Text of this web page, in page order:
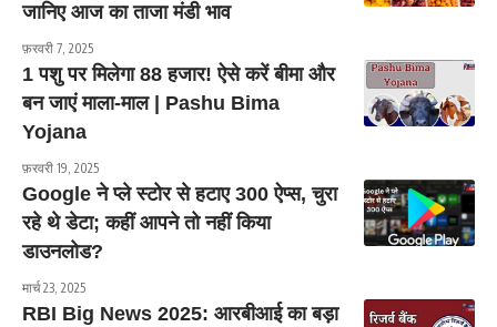
जानिए आज का ताजा मंडी भाव
फ़रवरी 7, 2025
1 पशु पर मिलेगा 88 हजार! ऐसे करें बीमा और
बन जाएं माला-माल | Pashu Bima
Yojana
फ़रवरी 19, 2025
Google ने प्ले स्टोर से हटाए 300 ऐप्स, चुरा
रहे थे डेटा; कहीं आपने तो नहीं किया
डाउनलोड?
मार्च 23, 2025
RBI Big News 2025: आरबीआई का बड़ा